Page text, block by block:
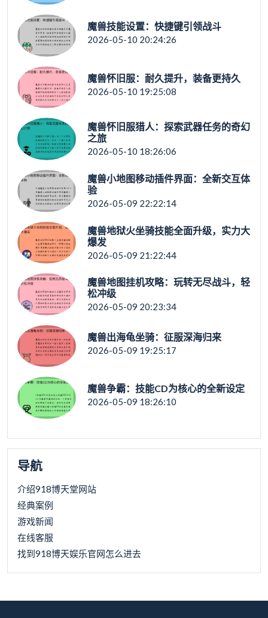
魔兽技能设置：快捷键引领战斗
2026-05-10 20:24:26
魔兽怀旧服：耐久提升，装备更持久
2026-05-10 19:25:08
魔兽怀旧服猎人：探索武器任务的奇幻
之旅
2026-05-10 18:26:06
魔兽小地图移动插件界面：全新交互体
验
2026-05-09 22:22:14
魔兽地狱火坐骑技能全面升级，实力大
爆发
2026-05-09 21:22:44
魔兽地图挂机攻略：玩转无尽战斗，轻
松冲级
2026-05-09 20:23:34
魔兽出海龟坐骑：征服深海归来
2026-05-09 19:25:17
魔兽争霸：技能CD为核心的全新设定
2026-05-09 18:26:10
导航
介绍918博天堂网站
经典案例
游戏新闻
在线客服
找到918博天娱乐官网怎么进去